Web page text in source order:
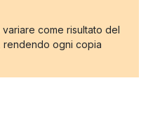
come risultato del
ogni copia